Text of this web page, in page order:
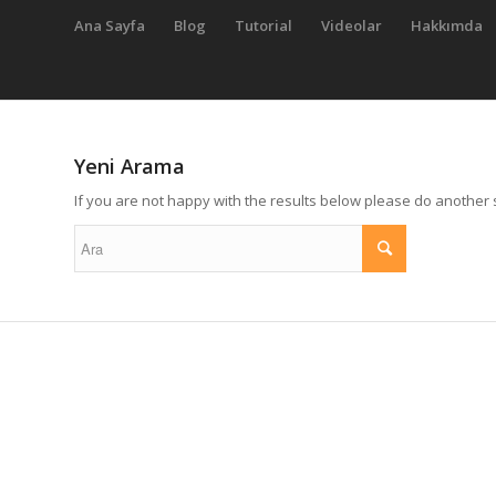
Ana Sayfa Blog Tutorial Videolar Hakkımda
Yeni Arama
If you are not happy with the results below please do another